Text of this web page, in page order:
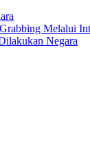
Melalui
Negara